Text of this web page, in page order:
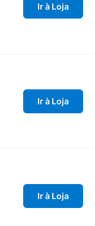
Ir à Loja
Ir à Loja
Ir à Loja